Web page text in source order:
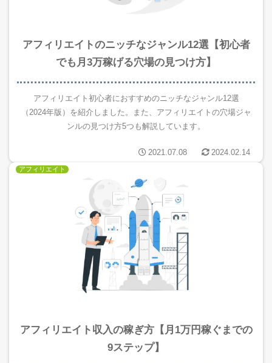
アフィリエイトのニッチなジャンル12選【初心者
でも月3万稼げる穴場の見つけ方】
アフィリエイト初心者におすすめのニッチなジャンル12選
（2024年版）を紹介しました。また、アフィリエイトの穴場ジャ
ンルの見つけ方5つも解説しています。
2021.07.08 2024.02.14
アフィリエイト
アフィリエイト収入の稼ぎ方【月1万円稼ぐまでの
9ステップ】